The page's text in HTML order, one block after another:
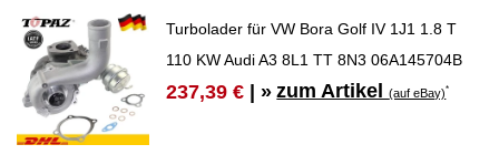
Turbolader für VW Bora Golf IV 1J1 1.8 T
110 KW Audi A3 8L1 TT 8N3 06A145704B
237,39 € | » zum Artikel(auf eBay)*